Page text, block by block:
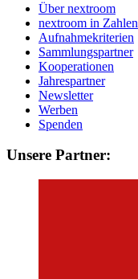
Über nextroom
nextroom in Zahlen
Aufnahmekriterien
Sammlungspartner
Kooperationen
Jahrespartner
Newsletter
Werben
Spenden
Unsere Partner: